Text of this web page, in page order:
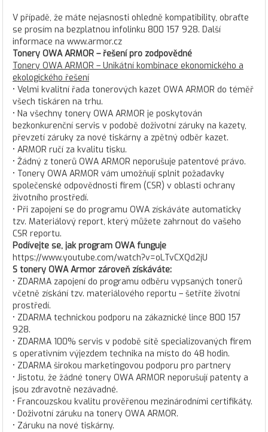
V případě, že máte nejasnosti ohledně kompatibility, obraťte
se prosím na bezplatnou infolinku 800 157 928. Další
informace na www.armor.cz
Tonery OWA ARMOR – řešení pro zodpovědné
Tonery OWA ARMOR – Unikátní kombinace ekonomického a
ekologického řešení
• Velmi kvalitní řada tonerových kazet OWA ARMOR do téměř
všech tiskáren na trhu.
• Na všechny tonery OWA ARMOR je poskytován
bezkonkurenční servis v podobě doživotní záruky na kazety,
převzetí záruky za nové tiskárny a zpětný odběr kazet.
• ARMOR ručí za kvalitu tisku.
• Žádný z tonerů OWA ARMOR neporušuje patentové právo.
• Tonery OWA ARMOR vám umožňují splnit požadavky
společenské odpovědnosti firem (CSR) v oblasti ochrany
životního prostředí.
• Při zapojení se do programu OWA získáváte automaticky
tzv. Materiálový report, který můžete zahrnout do vašeho
CSR reportu.
Podívejte se, jak program OWA funguje
https://www.youtube.com/watch?v=oLTvCXQd2jU
S tonery OWA Armor zároveň získáváte:
• ZDARMA zapojení do programu odběru vypsaných tonerů
včetně získání tzv. materiálového reportu – šetříte životní
prostředí.
• ZDARMA technickou podporu na zákaznické lince 800 157
928.
• ZDARMA 100% servis v podobě sítě specializovaných firem
s operativním výjezdem technika na místo do 48 hodin.
• ZDARMA širokou marketingovou podporu pro partnery
• Jistotu, že žádné tonery OWA ARMOR neporušují patenty a
jsou zdravotně nezávadné.
• Francouzskou kvalitu prověřenou mezinárodními certifikáty.
• Doživotní záruku na tonery OWA ARMOR.
• Záruku na nové tiskárny.